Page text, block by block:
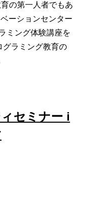
の第一人者でもあ
ーションセンター
ミング体験講座を
グラミング教育の
セミナー i